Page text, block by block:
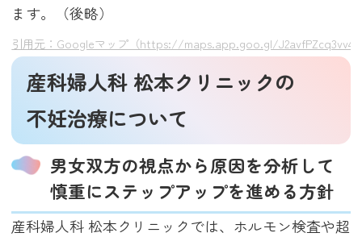
ます。（後略）
引用元：Googleマップ（https://maps.app.goo.gl/
産科婦人科 松本クリニックの
不妊治療について
男女双方の視点から原因を分析して
慎重にステップアップを進める方針
産科婦人科 松本クリニックでは、ホルモン検査や超